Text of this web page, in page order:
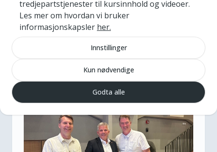
st...
NKF
tirsdag 23. juni 2026
tredjepartstjenester til kursinnhold og videoer.
Les mer om hvordan vi bruker
informasjonskapsler her.
Innstillinger
Kun nødvendige
Godta alle